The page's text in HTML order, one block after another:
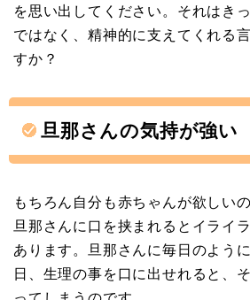
を思い出してください。それはき
ではなく、精神的に支えてくれる
すか？
旦那さんの気持が強い
もちろん自分も赤ちゃんが欲しい
旦那さんに口を挟まれるとイライ
あります。旦那さんに毎日のよう
日、生理の事を口に出せれると、